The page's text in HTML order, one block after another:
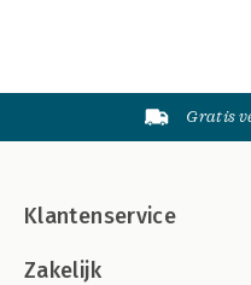
Gratis
Klantenservice
Zakelijk